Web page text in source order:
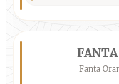
Fanta